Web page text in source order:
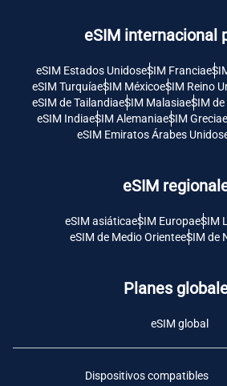
eSIM internacional
eSIM Estados UnidoseSIM Francia
eSIM TurquíaeSIM MéxicoeSIM Reino
eSIM de TailandiaeSIM MalasiaeSIM
eSIM IndiaeSIM AlemaniaeSIM Grecia
eSIM Emiratos Árabes Unidos
eSIM
eSIM asiáticaeSIM EuropaeSIM
eSIM de Medio OrienteeSIM de
Planes
eSIM global
Dispositivos compatibles